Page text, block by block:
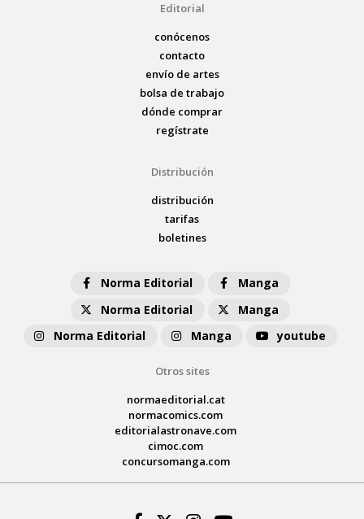
Editorial
conócenos
contacto
envío de artes
bolsa de trabajo
dónde comprar
regístrate
Distribución
distribución
tarifas
boletines
Norma Editorial
Manga
Norma Editorial
Manga
Norma Editorial
Manga youtube
Otros sites
normaeditorial.cat
normacomics.com
editorialastronave.com
cimoc.com
concursomanga.com